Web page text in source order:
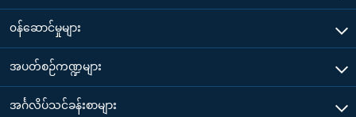
၀န်ဆောင်မှုများ
အပတ်စဉ်ကဏ္ဍများ
အင်္ဂလိပ်သင်ခန်းစာများ